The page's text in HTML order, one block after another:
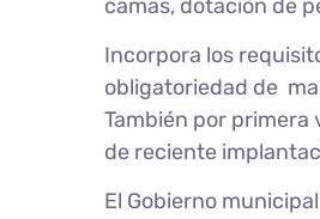
camas, dotación de
Incorpora los
obligatoriedad de
También por primera
de reciente
El Gobierno